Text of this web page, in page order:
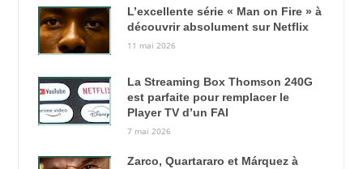
L’excellente série « Man on Fire » à
découvrir absolument sur Netflix
11 mai 2026
La Streaming Box Thomson 240G
est parfaite pour remplacer le
Player TV d’un FAI
7 mai 2026
Zarco, Quartararo et Márquez à